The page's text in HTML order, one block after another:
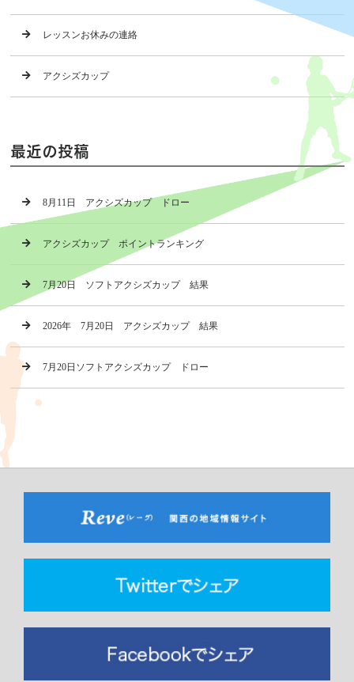
レッスンお休みの連絡
アクシズカップ
最近の投稿
8月11日 アクシズカップ ドロー
アクシズカップ ポイントランキング
7月20日 ソフトアクシズカップ 結果
2026年 7月20日 アクシズカップ 結果
7月20日ソフトアクシズカップ ドロー